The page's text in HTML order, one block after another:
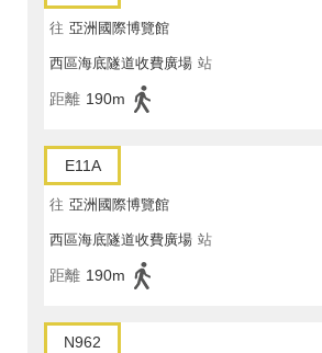
往 亞洲國際博覽館
西區海底隧道收費廣場 站
距離 190m
E11A
往 亞洲國際博覽館
西區海底隧道收費廣場 站
距離 190m
N962